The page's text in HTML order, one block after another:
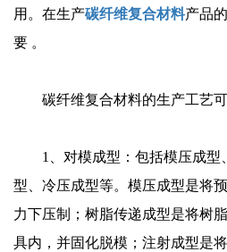
用。在生产碳纤维复合材料产品
要 。
碳纤维复合材料的生产工艺可
1、对模成型 ：包括模压成
型、冷压成型等。模压成型是将
力下压制；树脂传递成型是将树
具内，并固化脱模；注射成型是